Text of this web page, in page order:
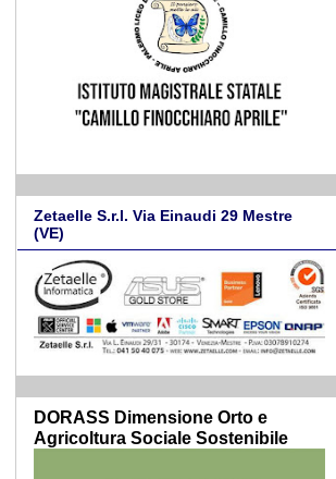
Zetaelle S.r.l. Via Einaudi 29 Mestre
(VE)
DORASS Dimensione Orto e
Agricoltura Sociale Sostenibile